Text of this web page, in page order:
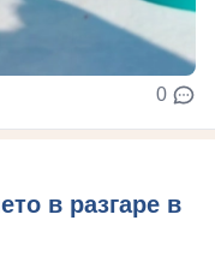
0
в разгаре в